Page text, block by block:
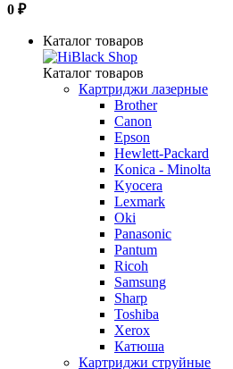
0 ₽
Каталог товаров
Каталог товаров
Картриджи лазерные
Brother
Canon
Epson
Hewlett-Packard
Konica - Minolta
Kyocera
Lexmark
Oki
Panasonic
Pantum
Ricoh
Samsung
Sharp
Toshiba
Xerox
Катюша
Картриджи струйные